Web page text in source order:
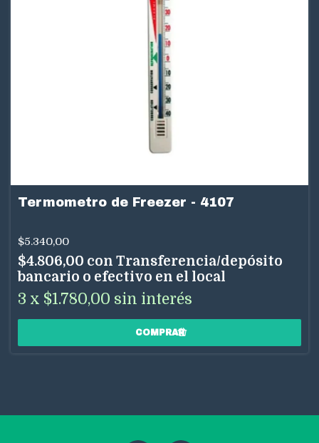
Termometro de Freezer - 4107
$5.340,00
$4.806,00 con Transferencia/depósito
bancario o efectivo en el local
3 x $1.780,00 sin interés